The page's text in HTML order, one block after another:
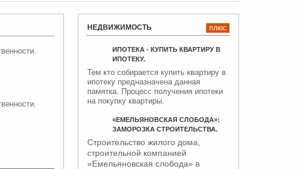
НЕДВИЖИМОСТЬ плюс
ИПОТЕКА - КУПИТЬ КВАРТИРУ В
ИПОТЕКУ.
Тем кто собирается купить квартиру в
ипотеку предназначена данная
памятка. Процесс получения ипотеки
на покупку квартиры.
«ЕМЕЛЬЯНОВСКАЯ СЛОБОДА»:
ЗАМОРОЗКА СТРОИТЕЛЬСТВА.
Строительство жилого дома,
строительной компанией
«Емельяновская слобода» в